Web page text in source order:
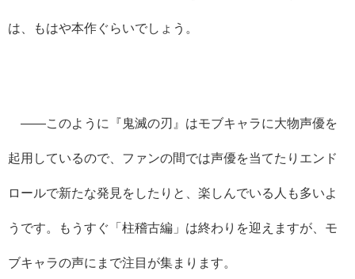
は、もはや本作ぐらいでしょう。
——このように『鬼滅の刃』はモブキャラに大物声優を
起用しているので、ファンの間では声優を当てたりエンド
ロールで新たな発見をしたりと、楽しんでいる人も多いよ
うです。もうすぐ「柱稽古編」は終わりを迎えますが、モ
ブキャラの声にまで注目が集まります。